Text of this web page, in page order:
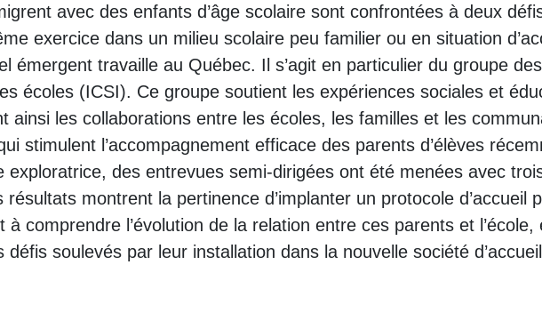
avec des enfants d’âge scolaire sont confrontées à deux
exercice dans un milieu scolaire peu familier ou en situation
émergent travaille au Québec. Il s’agit en particulier du groupe
écoles (ICSI). Ce groupe soutient les expériences sociales et
ainsi les collaborations entre les écoles, les familles et les
stimulent l’accompagnement efficace des parents d’élèves
exploratrice, des entrevues semi-dirigées ont été menées avec
montrent la pertinence d’implanter un protocole d’accueil
à comprendre l’évolution de la relation entre ces parents et
défis soulevés par leur installation dans la nouvelle société